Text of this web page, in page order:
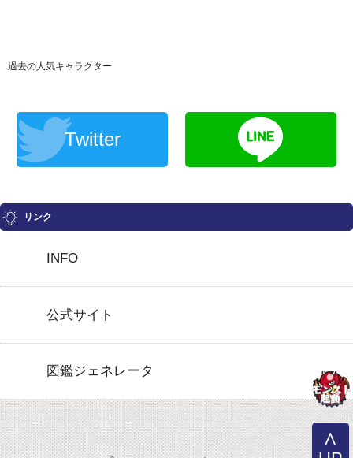
過去の人気キャラクター
Twitter
リンク
INFO
公式サイト
図鑑ジェネレータ